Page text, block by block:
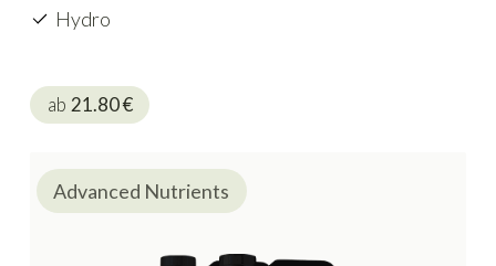
Hydro
ab 21.80€
Advanced Nutrients